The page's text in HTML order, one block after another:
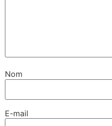
Nom
E-mail